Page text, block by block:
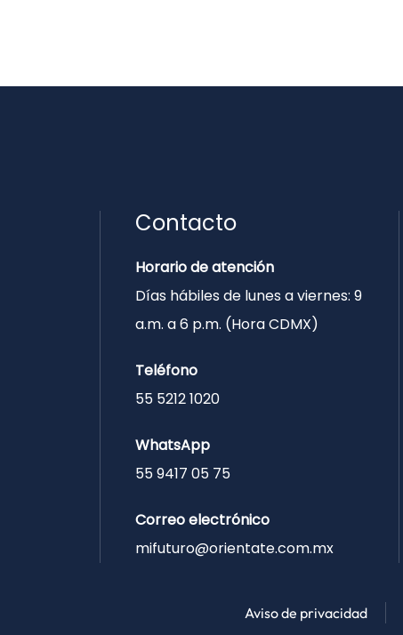
Contacto
Horario de atención
Días hábiles de lunes a viernes: 9
a.m. a 6 p.m. (Hora CDMX)
Teléfono
55 5212 1020
WhatsApp
55 9417 05 75
Correo electrónico
mifuturo@orientate.com.mx
Aviso de privacidad